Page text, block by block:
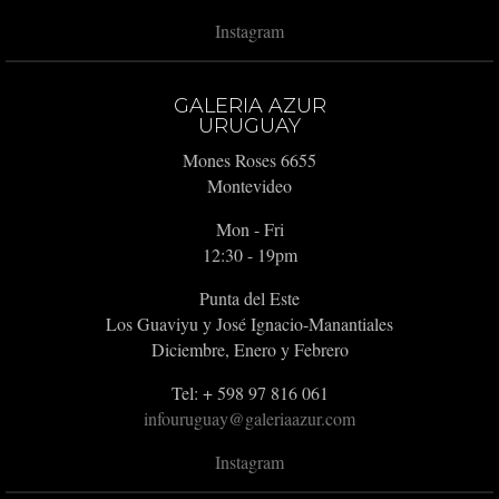
Instagram
GALERIA AZUR
URUGUAY
Mones Roses 6655
Montevideo
Mon - Fri
12:30 - 19pm
Punta del Este
Los Guaviyu y José Ignacio-Manantiales
Diciembre, Enero y Febrero
Tel: + 598 97 816 061
infouruguay@galeriaazur.com
Instagram